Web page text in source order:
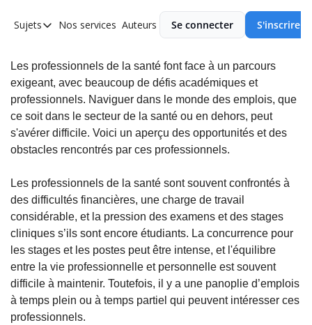
Sujets
Sujets
Asie
Europe
Afrique
Ameriques
Nos services Auteurs Se connecter S'inscrire
Les professionnels de la santé font face à un parcours
exigeant, avec beaucoup de défis académiques et
professionnels. Naviguer dans le monde des emplois, que
ce soit dans le secteur de la santé ou en dehors, peut
s'avérer difficile. Voici un aperçu des opportunités et des
obstacles rencontrés par ces professionnels.
Les professionnels de la santé sont souvent confrontés à
des difficultés financières, une charge de travail
considérable, et la pression des examens et des stages
cliniques s’ils sont encore étudiants. La concurrence pour
les stages et les postes peut être intense, et l'équilibre
entre la vie professionnelle et personnelle est souvent
difficile à maintenir. Toutefois, il y a une panoplie d’emplois
à temps plein ou à temps partiel qui peuvent intéresser ces
professionnels.